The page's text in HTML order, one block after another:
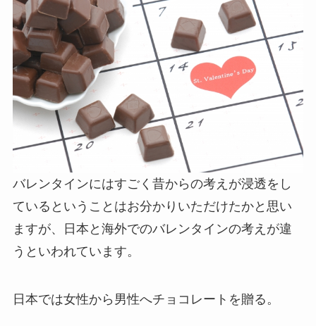
バレンタインにはすごく昔からの考えが浸透をし
ているということはお分かりいただけたかと思い
ますが、日本と海外でのバレンタインの考えが違
うといわれています。
日本では女性から男性へチョコレートを贈る。